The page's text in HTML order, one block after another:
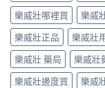
樂威壯哪裡買
樂威
樂威壯正品
樂威壯
樂威壯 藥局
樂威壯
樂威壯邊度買
樂威